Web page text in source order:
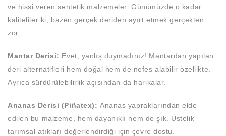
ve hissi veren sentetik malzemeler. Günümüzde o kadar
kaliteliler ki, bazen gerçek deriden ayırt etmek gerçekten
zor.
Mantar Derisi: Evet, yanlış duymadınız! Mantardan yapılan
deri alternatifleri hem doğal hem de nefes alabilir özellikte.
Ayrıca sürdürülebilirlik açısından da harikalar.
Ananas Derisi (Piñatex): Ananas yapraklarından elde
edilen bu malzeme, hem dayanıklı hem de şık. Üstelik
tarımsal atıkları değerlendirdiği için çevre dostu.